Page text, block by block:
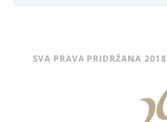
SVA PRAVA PRIDRŽANA